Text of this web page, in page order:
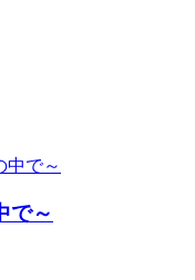
で～